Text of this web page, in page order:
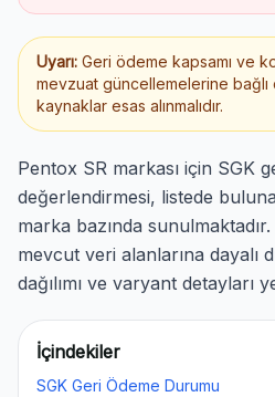
Uyarı: Geri ödeme kapsamı ve
mevzuat güncellemelerine
kaynaklar esas alınmalıdır.
Pentox SR markası için SGK
değerlendirmesi, listede
marka bazında
mevcut veri alanlarına dayalı
dağılımı ve varyant detayları
İçindekiler
SGK Geri Ödeme Durumu